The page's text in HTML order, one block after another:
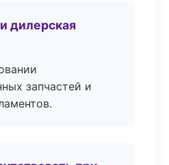
дилерская
запчастей и